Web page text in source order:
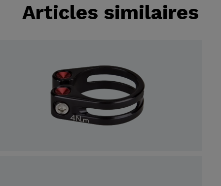
Articles similaires